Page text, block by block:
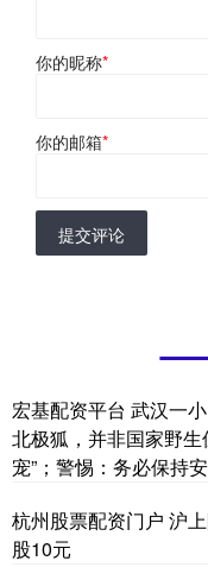
你的昵称*
你的邮箱*
提交评论
宏基配资平台 武汉一
北极狐，并非国家野
宠”；警惕：务必保持
杭州股票配资门户 沪
股10元